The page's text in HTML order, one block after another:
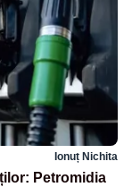
Ionuț Nichita
Petromidia